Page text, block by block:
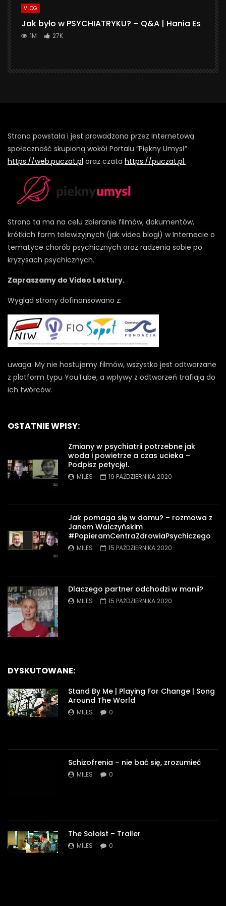
VLOG
Jak było w PSYCHIATRYKU? – Q&A | Hania Es
1M 27K
Strona powstała i jest prowadzona przez Internetową
społeczność skupioną wokół Portalu “Piękny Umysł”
https://web.puczat.pl oraz czata https://puczat.pl.
Strona ta ma na celu zbieranie filmów, dokumentów,
krótkich form telewizyjnych (jak video blogi) w Internecie o
tematyce chorób psychicznych oraz radzenia sobie po
kryzysach psychicznych.
Zapraszamy do Video Lektury.
Wygląd strony dofinansowano z:
uwaga: My nie hostujemy filmów, wszystko jest odtwarzane
z platform typu YouTube, a wpływy z odtworzeń trafiają do
ich twórców.
OSTATNIE WPISY:
Zmiany w psychiatrii potrzebne jak
woda i powietrze a czas ucieka –
Podpisz petycję!.
MILES 19 PAŹDZIERNIKA 2020
Jak pomaga się w domu? – rozmowa z
Janem Walczyńskim
#PopieramCentraZdrowiaPsychiczego
MILES 15 PAŹDZIERNIKA 2020
Dlaczego partner odchodzi w manii?
MILES 15 PAŹDZIERNIKA 2020
DYSKUTOWANE:
Stand By Me | Playing For Change | Song
Around The World
MILES 0
Schizofrenia – nie bać się, zrozumieć
MILES 0
The Soloist – Trailer
MILES 0